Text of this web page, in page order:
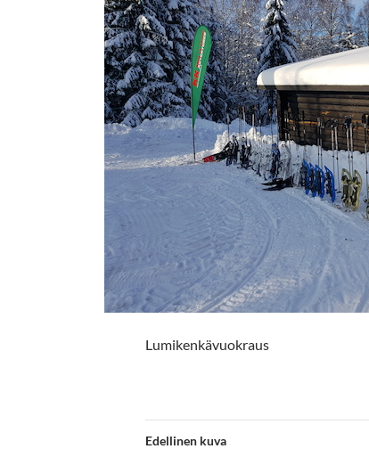
Lumikenkävuokraus
Edellinen kuva